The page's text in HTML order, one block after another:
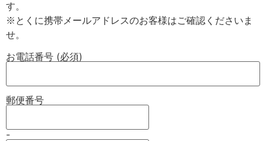
す。
※とくに携帯メールアドレスのお客様はご確認くださいま
お電話番号 (必須)
郵便番号
-